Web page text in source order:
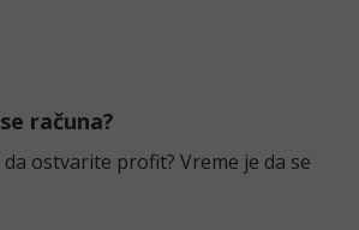
računa?
ostvarite profit? Vreme je da se